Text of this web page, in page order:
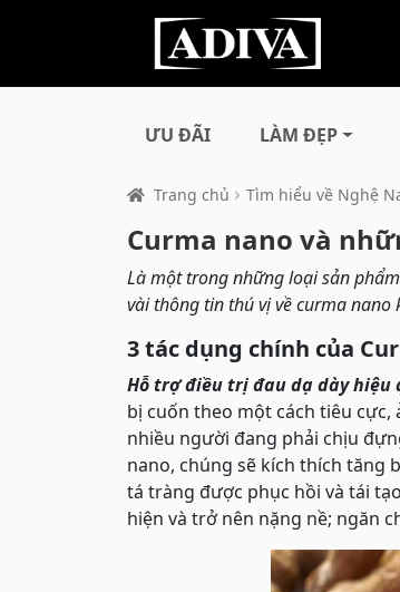
ƯU ĐÃI LÀM ĐẸP
Trang chủ Tìm hiểu về Nghệ
Curma nano và
Là một trong những loại sản
vài thông tin thú vị về curma nano
3 tác dụng chính của
Hỗ trợ điều trị đau dạ dày hiệu
bị cuốn theo một cách tiêu
nhiều người đang phải chịu
nano, chúng sẽ kích thích tăng
tá tràng được phục hồi và tái
hiện và trở nên nặng nề; ngăn